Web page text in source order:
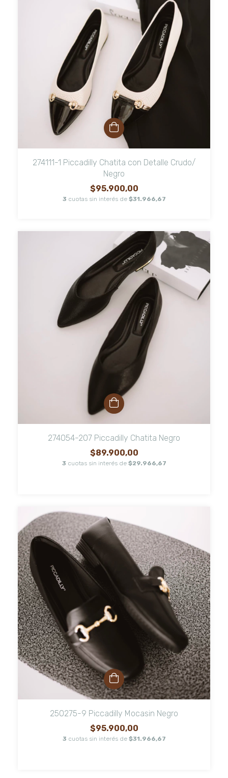
274111-1 Piccadilly Chatita con Detalle Crudo/
Negro
$95.900,00
3 cuotas sin interés de $31.966,67
274054-207 Piccadilly Chatita Negro
$89.900,00
3 cuotas sin interés de $29.966,67
250275-9 Piccadilly Mocasin Negro
$95.900,00
3 cuotas sin interés de $31.966,67